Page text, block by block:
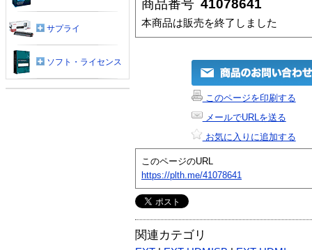
商品番号 41078641
本商品は販売を終了しました
このページを印刷する
メールでURLを送る
お気に入りに追加する
このページのURL
https://plth.me/41078641
関連カテゴリ
サプライ
ソフト・ライセンス